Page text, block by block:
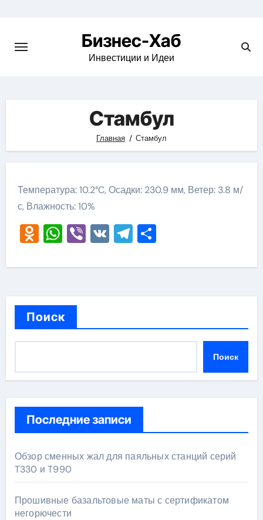
content
Бизнес-Хаб
Инвестиции и Идеи
Стамбул
Главная Стамбул
Температура: 10.2°C, Осадки: 230.9 мм, Ветер: 3.8 м/
с, Влажность: 10%
Odnoklassniki
WhatsApp
Viber
VKTelegram
Отправить
Поиск
Поиск
Последние записи
Обзор сменных жал для паяльных станций серий
T330 и T990
Прошивные базальтовые маты с сертификатом
негорючести